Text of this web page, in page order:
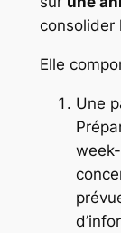
consolider
Elle
Une